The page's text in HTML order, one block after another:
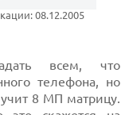
08.12.2005
всем, что
телефона, но
8 МП матрицу.